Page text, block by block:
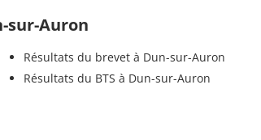
sur-Auron
Résultats du brevet à Dun-sur-Auron
Résultats du BTS à Dun-sur-Auron